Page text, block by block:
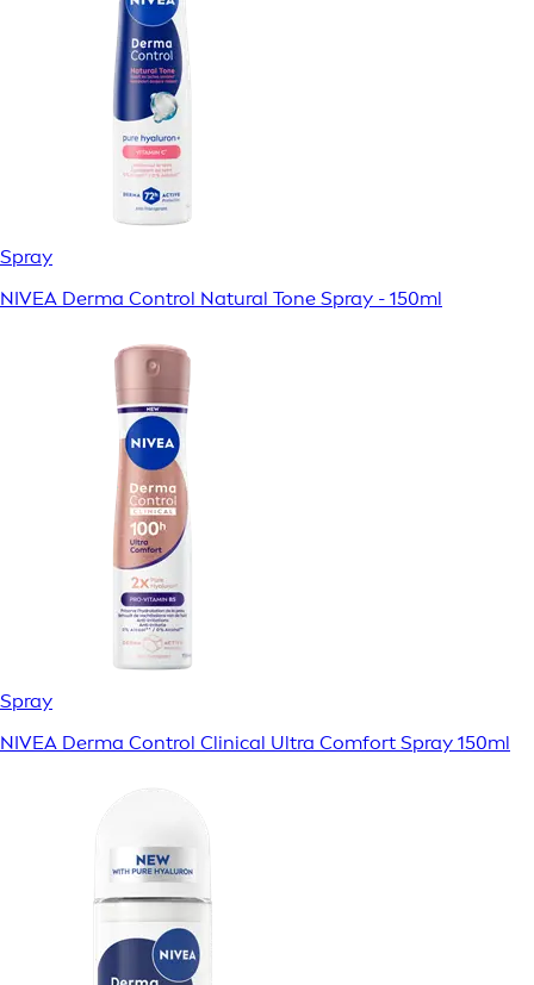
Spray
NIVEA Derma Control Natural Tone Spray - 150ml
Spray
NIVEA Derma Control Clinical Ultra Comfort Spray 150ml